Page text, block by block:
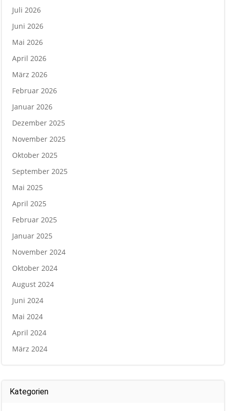
Juli 2026
Juni 2026
Mai 2026
April 2026
März 2026
Februar 2026
Januar 2026
Dezember 2025
November 2025
Oktober 2025
September 2025
Mai 2025
April 2025
Februar 2025
Januar 2025
November 2024
Oktober 2024
August 2024
Juni 2024
Mai 2024
April 2024
März 2024
Kategorien